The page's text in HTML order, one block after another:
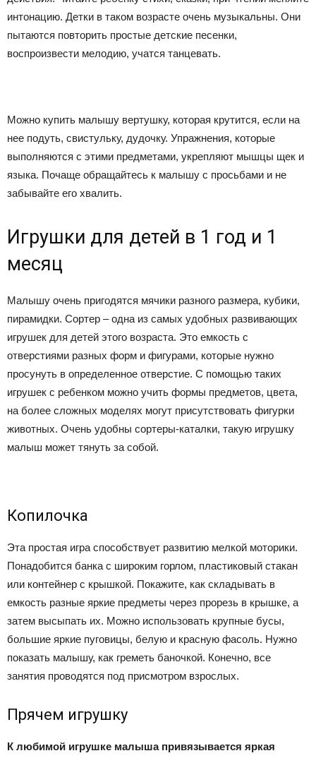
интонацию. Детки в таком возрасте очень музыкальны. Они
пытаются повторить простые детские песенки,
воспроизвести мелодию, учатся танцевать.
Можно купить малышу вертушку, которая крутится, если на
нее подуть, свистульку, дудочку. Упражнения, которые
выполняются с этими предметами, укрепляют мышцы щек и
языка. Почаще обращайтесь к малышу с просьбами и не
забывайте его хвалить.
Игрушки для детей в 1 год и 1
месяц
Малышу очень пригодятся мячики разного размера, кубики,
пирамидки. Сортер – одна из самых удобных развивающих
игрушек для детей этого возраста. Это емкость с
отверстиями разных форм и фигурами, которые нужно
просунуть в определенное отверстие. С помощью таких
игрушек с ребенком можно учить формы предметов, цвета,
на более сложных моделях могут присутствовать фигурки
животных. Очень удобны сортеры-каталки, такую игрушку
малыш может тянуть за собой.
Копилочка
Эта простая игра способствует развитию мелкой моторики.
Понадобится банка с широким горлом, пластиковый стакан
или контейнер с крышкой. Покажите, как складывать в
емкость разные яркие предметы через прорезь в крышке, а
затем высыпать их. Можно использовать крупные бусы,
большие яркие пуговицы, белую и красную фасоль. Нужно
показать малышу, как греметь баночкой. Конечно, все
занятия проводятся под присмотром взрослых.
Прячем игрушку
К любимой игрушке малыша привязывается яркая